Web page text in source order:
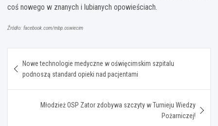
coś nowego w znanych i lubianych opowieściach.
Źródło: facebook.com/mbp.oswiecim
wpisu
Nowe technologie medyczne w oświęcimskim szpitalu
podnoszą standard opieki nad pacjentami
Młodzież OSP Zator zdobywa szczyty w Turnieju Wiedzy
Pożarniczej!